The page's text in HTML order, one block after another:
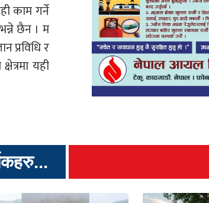
काम गर्ने
छैन । म
प्रविधि र
यही